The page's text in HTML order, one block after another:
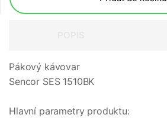
Pákový kávovar
Sencor SES 1510BK
Hlavní parametry produktu: